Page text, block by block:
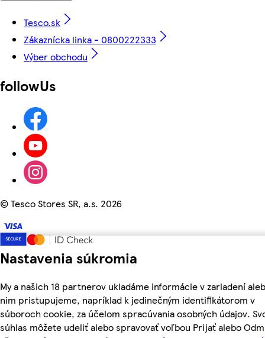
Nastavenia súkromia
My a našich 18 partnerov ukladáme informácie v zariadení
nim pristupujeme, napríklad k jedinečným identifikátorom v
súboroch cookie, za účelom spracúvania osobných údajov.
súhlas môžete udeliť alebo spravovať voľbou Prijať alebo
Tesco.sk
Zákaznícka linka - 0800222333
Výber obchodu
followUs
©Tesco Stores SR, a.s. 2026